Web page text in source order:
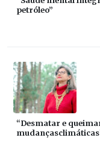
petróleo”
“Desmatar e